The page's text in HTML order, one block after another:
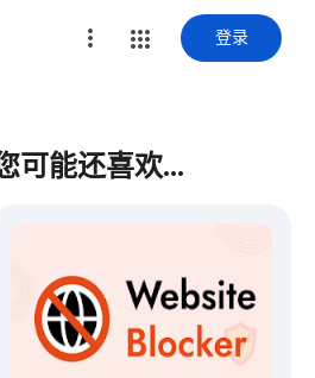
登录
可能还喜欢…